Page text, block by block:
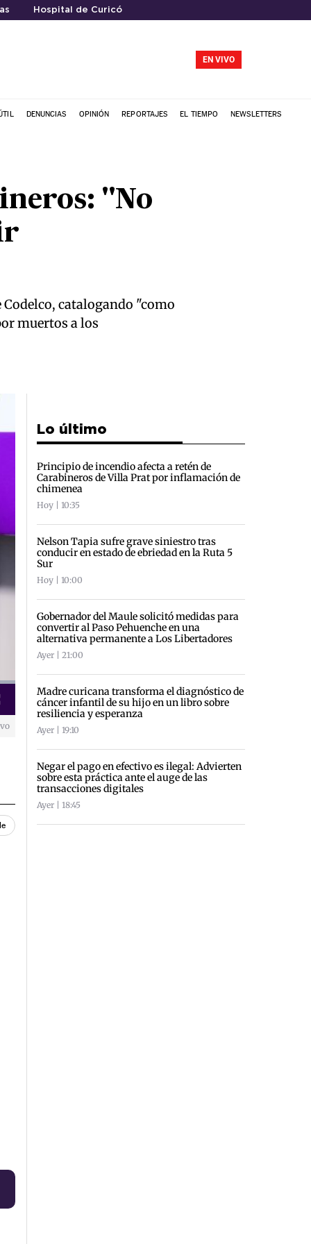
Hospital de Curicó
EN VIVO
DENUNCIAS OPINIÓN REPORTAJES EL TIEMPO NEWSLETTERS
"No
catalogando "como
muertos a los
Lo último
Principio de incendio afecta a retén de
Carabineros de Villa Prat por inflamación de
chimenea
Hoy | 10:35
Nelson Tapia sufre grave siniestro tras
conducir en estado de ebriedad en la Ruta 5
Sur
Hoy | 10:00
Gobernador del Maule solicitó medidas para
convertir al Paso Pehuenche en una
alternativa permanente a Los Libertadores
Ayer | 21:00
Madre curicana transforma el diagnóstico de
cáncer infantil de su hijo en un libro sobre
resiliencia y esperanza
Ayer | 19:10
Negar el pago en efectivo es ilegal: Advierten
sobre esta práctica ante el auge de las
transacciones digitales
Ayer | 18:45